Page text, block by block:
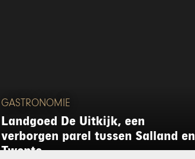
GASTRONOMIE
Landgoed De Uitkijk, een
verborgen parel tussen Salland en
Twente